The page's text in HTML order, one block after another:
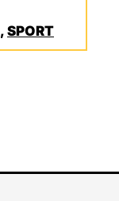
, SPORT